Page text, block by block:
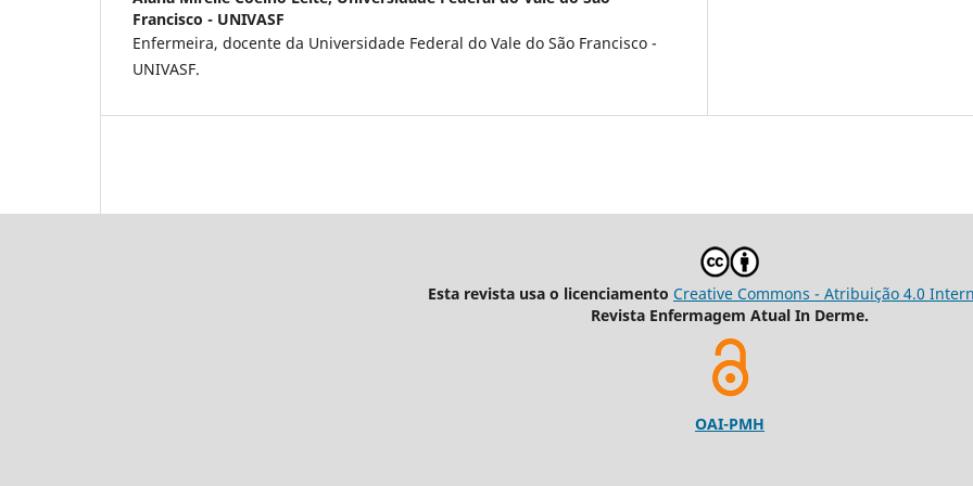
Francisco - UNIVASF
Enfermeira, docente da Universidade Federal do Vale do São Francisco -
UNIVASF.
Esta revista usa o licenciamento Creative Commons - Atribuição 4.0
Revista Enfermagem Atual In Derme.
OAI-PMH